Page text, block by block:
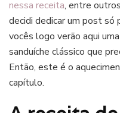
nessa receita, entre
decidi dedicar um post só
vocês logo verão aqui
sanduíche clássico que
Então, este é o
capítulo.